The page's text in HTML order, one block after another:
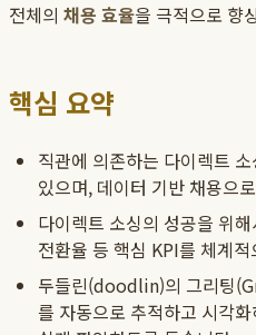
전체의 채용 효율을 극적으로 향
핵심 요약
직관에 의존하는 다이렉트
있으며, 데이터 기반 채용으
다이렉트 소싱의 성공을 위
전환율 등 핵심 KPI를 체계
두들린(doodlin)의 그리팅
를 자동으로 추적하고 시각